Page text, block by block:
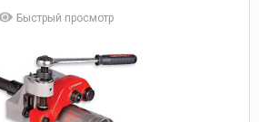
Быстрый просмотр